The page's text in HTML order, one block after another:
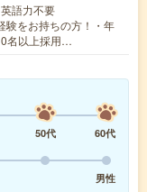
語力不要
験をお持ちの方！・年
名以上採用…
50代
60代
男性